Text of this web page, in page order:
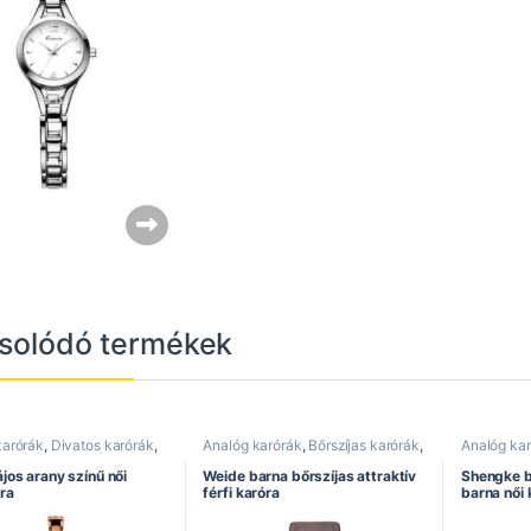
termékek
, Divatos karórák,
Kimio óra
arany színű női
Analóg karórák, Bőrszíjas karórák,
Divatos karórák
Elegáns karórák
Férfi karórák,Sportos karórák,
Weide óra
Weide barna bőrszíjas attraktív
férfi karóra
Analóg
Divatos
Női
Shengke
barna női